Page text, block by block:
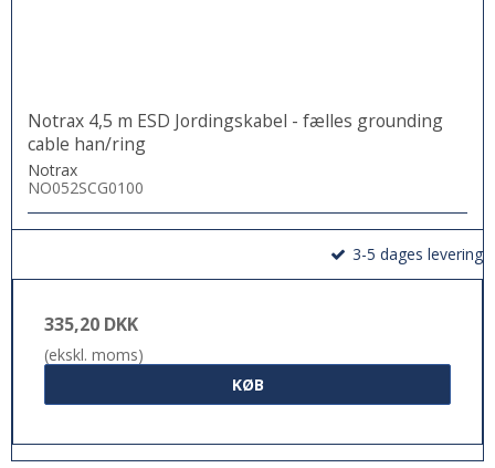
Notrax 4,5 m ESD Jordingskabel - fælles grounding
cable han/ring
Notrax
NO052SCG0100
3-5 dages levering
335,20 DKK
(ekskl. moms)
KØB